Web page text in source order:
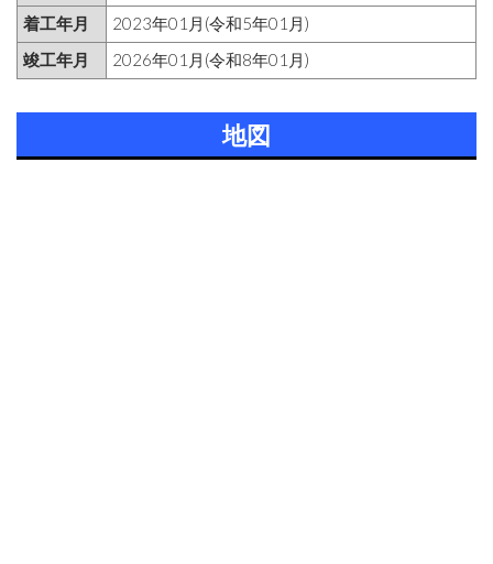
着工年月
2023年01月(令和5年01月)
竣工年月
2026年01月(令和8年01月)
地図